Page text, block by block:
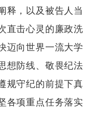
释，以及被告人当
直击心灵的廉政洗
迈向世界一流大学
想防线、敬畏纪法
规守纪的前提下真
各项重点任务落实